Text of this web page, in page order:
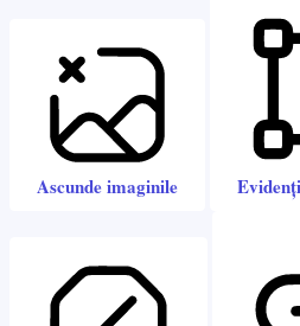
Ascunde imaginile